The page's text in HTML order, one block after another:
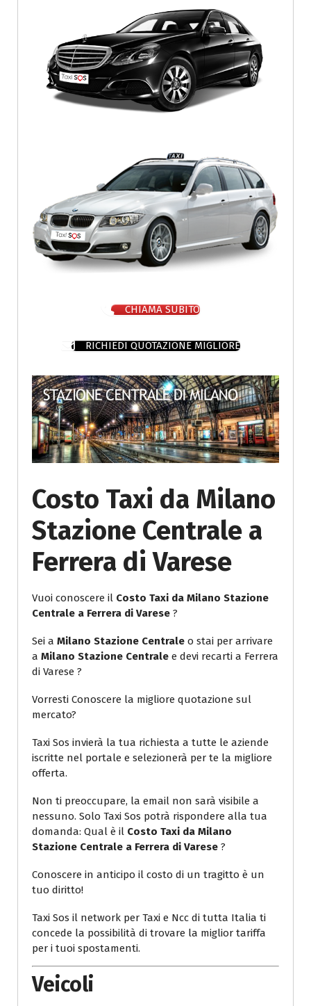
CHIAMA SUBITO
RICHIEDI QUOTAZIONE MIGLIORE
Costo Taxi da Milano
Stazione Centrale a
Ferrera di Varese
Vuoi conoscere il Costo Taxi da Milano Stazione
Centrale a Ferrera di Varese ?
Sei a Milano Stazione Centrale o stai per arrivare
a Milano Stazione Centrale e devi recarti a Ferrera
di Varese ?
Vorresti Conoscere la migliore quotazione sul
mercato?
Taxi Sos invierà la tua richiesta a tutte le aziende
iscritte nel portale e selezionerà per te la migliore
offerta.
Non ti preoccupare, la email non sarà visibile a
nessuno. Solo Taxi Sos potrà rispondere alla tua
domanda: Qual è il Costo Taxi da Milano
Stazione Centrale a Ferrera di Varese ?
Conoscere in anticipo il costo di un tragitto è un
tuo diritto!
Taxi Sos il network per Taxi e Ncc di tutta Italia ti
concede la possibilità di trovare la miglior tariffa
per i tuoi spostamenti.
Veicoli